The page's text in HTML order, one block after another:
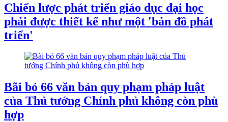
Chiến lược phát triển giáo dục đại học
phải được thiết kế như một 'bản đồ phát
triển'
Bãi bỏ 66 văn bản quy phạm pháp luật
của Thủ tướng Chính phủ không còn phù
hợp